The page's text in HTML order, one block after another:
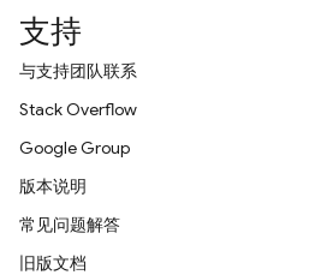
支持
与支持团队联系
Stack Overflow
Google Group
版本说明
常见问题解答
旧版文档